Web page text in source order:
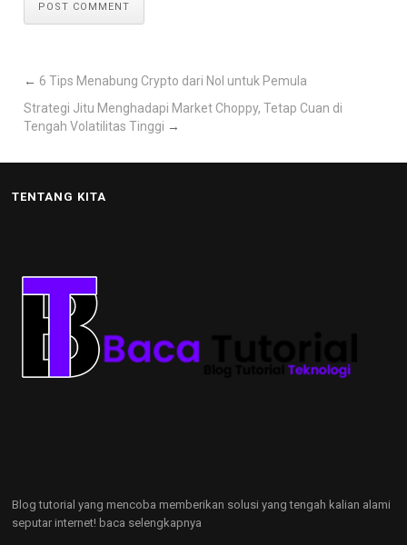
POST COMMENT
← 6 Tips Menabung Crypto dari Nol untuk Pemula
Strategi Jitu Menghadapi Market Choppy, Tetap Cuan di
Tengah Volatilitas Tinggi →
TENTANG KITA
Blog tutorial yang mencoba memberikan solusi yang tengah kalian alami
seputar internet! baca selengkapnya